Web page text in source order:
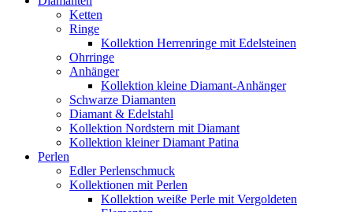
Ketten
Ringe
Kollektion Herrenringe mit Edelsteinen
Ohrringe
Anhänger
Kollektion kleine Diamant-Anhänger
Schwarze Diamanten
Diamant & Edelstahl
Kollektion Nordstern mit Diamant
Kollektion kleiner Diamant Patina
Perlen
Edler Perlenschmuck
Kollektionen mit Perlen
Kollektion weiße Perle mit Vergoldeten